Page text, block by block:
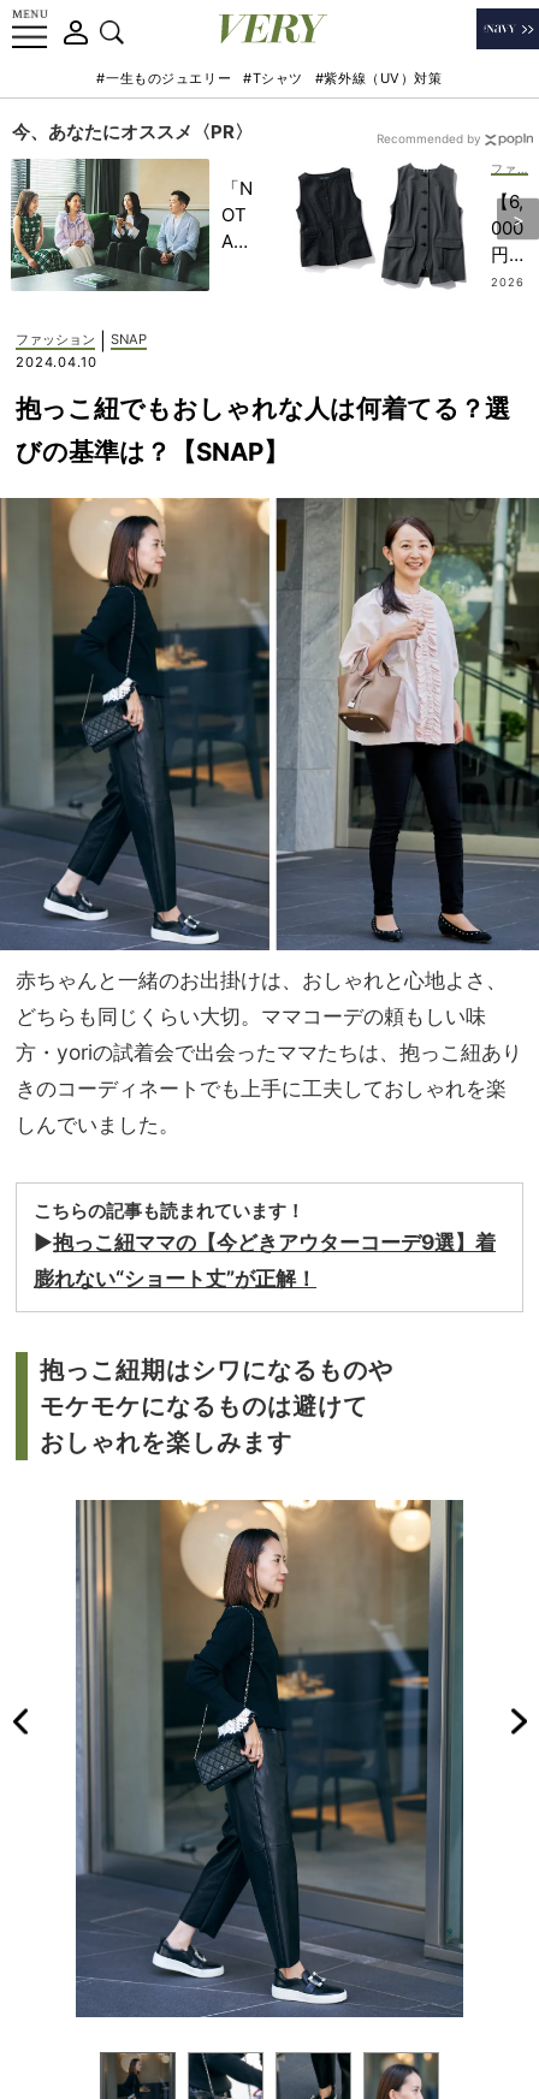
#一生ものジュエリー #Tシャツ #紫外線（UV）対策
今、あなたにオススメ〈PR〉
「N
OT
A
記憶
に一
生残
【極
上の
【6,
000
円台
か
一枚
る
『夏
ジ
レ』
が二
の
腕・
ヒッ
プカ
バー
に大
活躍
2026
Recommended by
ファッション
SNAP
2024.04.10
抱っこ紐でもおしゃれな人は何着てる？選
びの基準は？【SNAP】
赤ちゃんと一緒のお出掛けは、おしゃれと心地よさ、
どちらも同じくらい大切。ママコーデの頼もしい味
方・yoriの試着会で出会ったママたちは、抱っこ紐あり
きのコーディネートでも上手に工夫しておしゃれを楽
しんでいました。
こちらの記事も読まれています！
▶︎抱っこ紐ママの【今どきアウターコーデ9選】着
膨れない“ショート丈”が正解！
抱っこ紐期はシワになるものや
モケモケになるものは避けて
おしゃれを楽しみます